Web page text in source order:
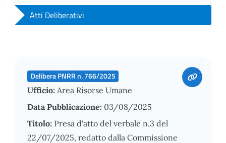
Atti Deliberativi
Delibera PNRR n. 766/2025
Ufficio: Area Risorse Umane
Data Pubblicazione: 03/08/2025
Titolo: Presa d'atto del verbale n.3 del
22/07/2025, redatto dalla Commissione